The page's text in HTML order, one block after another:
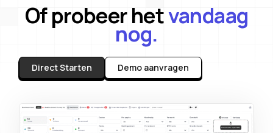
Of probeer hetvandaag
nog.
Direct Starten Demo aanvragen